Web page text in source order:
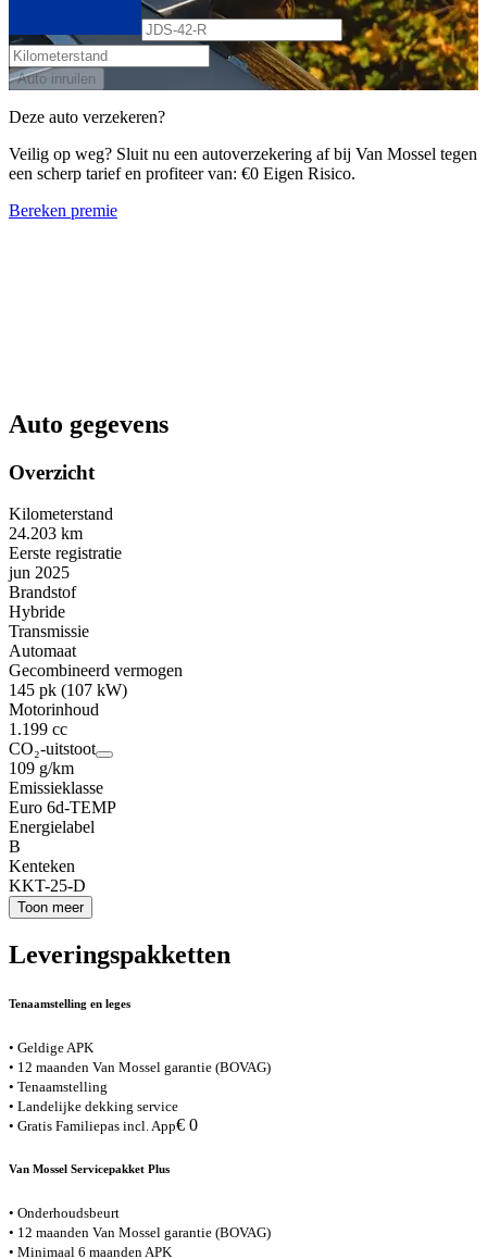
Auto inruilen
Deze auto verzekeren?
Veilig op weg? Sluit nu een autoverzekering af bij Van Mossel tegen
een scherp tarief en profiteer van: €0 Eigen Risico.
Bereken premie
Auto gegevens
Overzicht
Kilometerstand
24.203 km
Eerste registratie
jun 2025
Brandstof
Hybride
Transmissie
Automaat
Gecombineerd vermogen
145 pk (107 kW)
Motorinhoud
1.199 cc
CO₂-uitstoot
109 g/km
Emissieklasse
Euro 6d-TEMP
Energielabel
B
Kenteken
KKT-25-D
Toon meer
Leveringspakketten
Tenaamstelling en leges
• Geldige APK
• 12 maanden Van Mossel garantie (BOVAG)
• Tenaamstelling
• Landelijke dekking service
• Gratis Familiepas incl. App€ 0
Van Mossel Servicepakket Plus
• Onderhoudsbeurt
• 12 maanden Van Mossel garantie (BOVAG)
• Minimaal 6 maanden APK